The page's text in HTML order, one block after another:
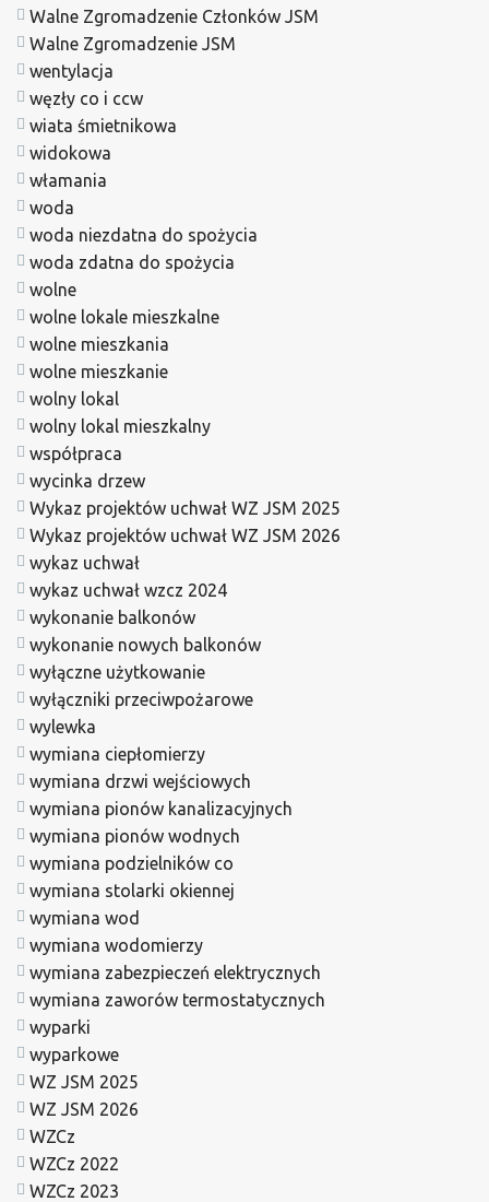
Walne Zgromadzenie Członków JSM
Walne Zgromadzenie JSM
wentylacja
węzły co i ccw
wiata śmietnikowa
widokowa
włamania
woda
woda niezdatna do spożycia
woda zdatna do spożycia
wolne
wolne lokale mieszkalne
wolne mieszkania
wolne mieszkanie
wolny lokal
wolny lokal mieszkalny
współpraca
wycinka drzew
Wykaz projektów uchwał WZ JSM 2025
Wykaz projektów uchwał WZ JSM 2026
wykaz uchwał
wykaz uchwał wzcz 2024
wykonanie balkonów
wykonanie nowych balkonów
wyłączne użytkowanie
wyłączniki przeciwpożarowe
wylewka
wymiana ciepłomierzy
wymiana drzwi wejściowych
wymiana pionów kanalizacyjnych
wymiana pionów wodnych
wymiana podzielników co
wymiana stolarki okiennej
wymiana wod
wymiana wodomierzy
wymiana zabezpieczeń elektrycznych
wymiana zaworów termostatycznych
wyparki
wyparkowe
WZ JSM 2025
WZ JSM 2026
WZCz
WZCz 2022
WZCz 2023